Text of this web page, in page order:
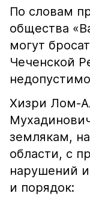
По словам
общества
могут
Чеченской
Хизри Лом-
землякам,
области, с
нарушений
и порядок: